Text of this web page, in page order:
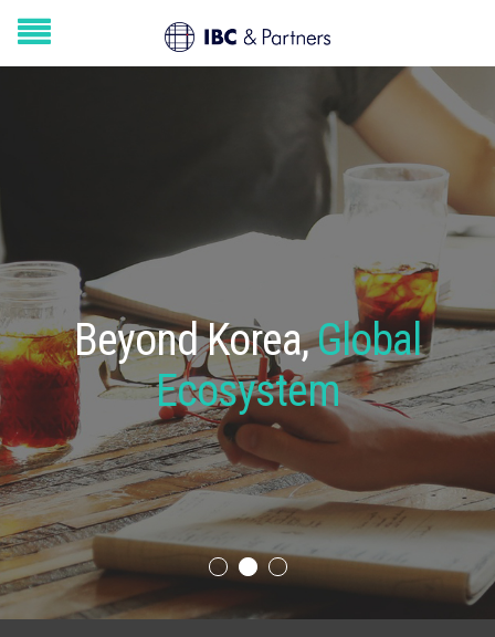
Beyond Korea,Global
Ecosystem